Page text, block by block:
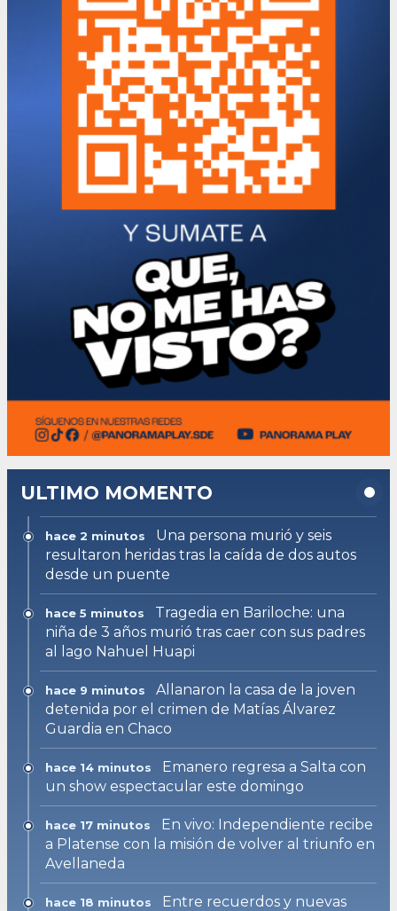
ULTIMO MOMENTO
hace 2 minutos
Una persona murió y seis
resultaron heridas tras la caída de dos autos
desde un puente
hace 5 minutos
Tragedia en Bariloche: una
niña de 3 años murió tras caer con sus padres
al lago Nahuel Huapi
hace 9 minutos
Allanaron la casa de la joven
detenida por el crimen de Matías Álvarez
Guardia en Chaco
hace 14 minutos
Emanero regresa a Salta con
un show espectacular este domingo
hace 17 minutos
En vivo: Independiente recibe
a Platense con la misión de volver al triunfo en
Avellaneda
hace 18 minutos
Entre recuerdos y nuevas